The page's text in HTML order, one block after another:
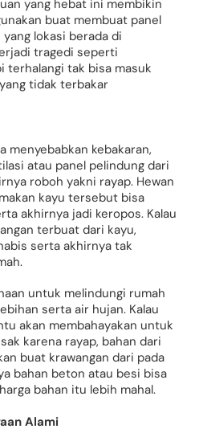
yang hebat ini membikin
buat membuat panel
lokasi berada di
tragedi seperti
terhalangi tak bisa masuk
tidak terbakar
menyebabkan kebakaran,
atau panel pelindung dari
roboh yakni rayap. Hewan
kayu tersebut bisa
akhirnya jadi keropos. Kalau
terbuat dari kayu,
serta akhirnya tak
untuk melindungi rumah
serta air hujan. Kalau
akan membahayakan untuk
karena rayap, bahan dari
buat krawangan dari pada
bahan beton atau besi bisa
bahan itu lebih mahal.
Alami